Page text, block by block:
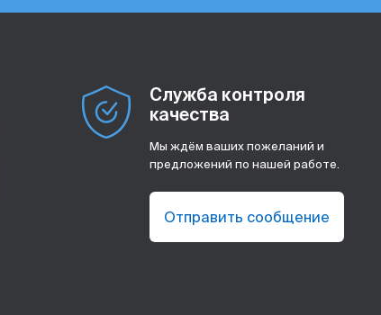
Служба контроля
качества
Мы ждём ваших пожеланий и
предложений по нашей работе.
Отправить сообщение